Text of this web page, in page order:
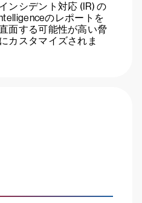
ンシデント対応 (IR) の
のレポートを
面する可能性が高い脅
カスタマイズされま